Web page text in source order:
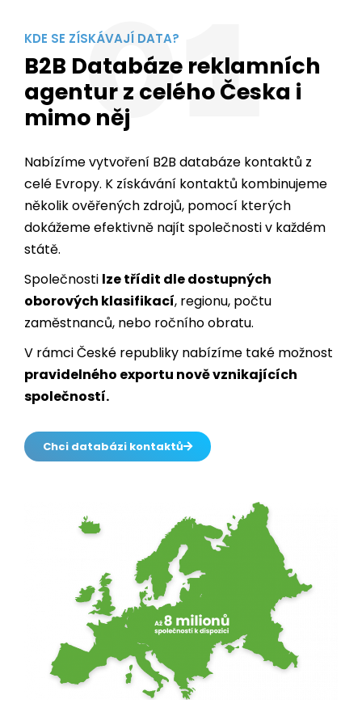
01
KDE SE ZÍSKÁVAJÍ DATA?
B2B Databáze reklamních
agentur z celého Česka i
mimo něj
Nabízíme vytvoření B2B databáze kontaktů z
celé Evropy. K získávání kontaktů kombinujeme
několik ověřených zdrojů, pomocí kterých
dokážeme efektivně najít společnosti v každém
státě.
Společnosti lze třídit dle dostupných
oborových klasifikací, regionu, počtu
zaměstnanců, nebo ročního obratu.
V rámci České republiky nabízíme také možnost
pravidelného exportu nově vznikajících
společností.
Chci databázi kontaktů